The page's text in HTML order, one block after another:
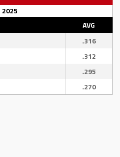
2025
AVG
.316
.312
.295
.270